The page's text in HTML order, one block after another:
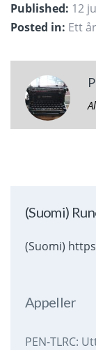
Published: 12
Posted in: Ett
(Suomi)
(Suomi)
Appeller
PEN-TLRC: